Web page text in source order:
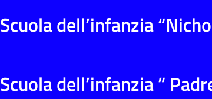
Scuola dell’infanzia
Scuola dell’infanzia ”